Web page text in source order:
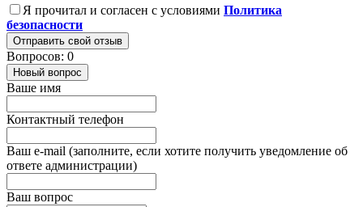
Я прочитал и согласен с условиями Политика
безопасности
Отправить свой отзыв
Вопросов: 0
Новый вопрос
Ваше имя
Контактный телефон
Ваш e-mail (заполните, если хотите получить уведомление об
ответе администрации)
Ваш вопрос